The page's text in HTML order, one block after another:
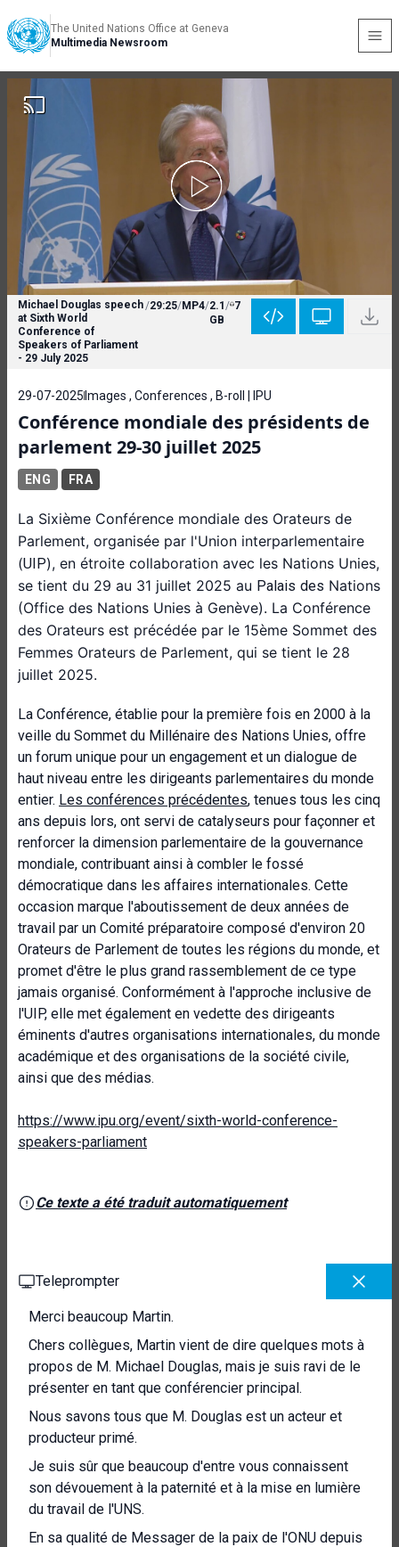
The United Nations Office at Geneva
Multimedia Newsroom
Michael Douglas speech
at Sixth World
Conference of
Speakers of Parliament
- 29 July 2025
/29:25/MP4/2.1
GB
/ 7
29-07-2025 Images , Conferences , B-roll | IPU
Conférence mondiale des présidents de
parlement 29-30 juillet 2025
ENG FRA
La Sixième Conférence mondiale des Orateurs de
Parlement, organisée par l'Union interparlementaire
(UIP), en étroite collaboration avec les Nations Unies,
se tient du 29 au 31 juillet 2025 au Palais des Nations
(Office des Nations Unies à Genève). La Conférence
des Orateurs est précédée par le 15ème Sommet des
Femmes Orateurs de Parlement, qui se tient le 28
juillet 2025.
La Conférence, établie pour la première fois en 2000 à la
veille du Sommet du Millénaire des Nations Unies, offre
un forum unique pour un engagement et un dialogue de
haut niveau entre les dirigeants parlementaires du monde
entier. Les conférences précédentes, tenues tous les cinq
ans depuis lors, ont servi de catalyseurs pour façonner et
renforcer la dimension parlementaire de la gouvernance
mondiale, contribuant ainsi à combler le fossé
démocratique dans les affaires internationales. Cette
occasion marque l'aboutissement de deux années de
travail par un Comité préparatoire composé d'environ 20
Orateurs de Parlement de toutes les régions du monde, et
promet d'être le plus grand rassemblement de ce type
jamais organisé. Conformément à l'approche inclusive de
l'UIP, elle met également en vedette des dirigeants
éminents d'autres organisations internationales, du monde
académique et des organisations de la société civile,
ainsi que des médias.
https://www.ipu.org/event/sixth-world-conference-
speakers-parliament
Ce texte a été traduit automatiquement
Teleprompter
Merci beaucoup Martin.
Chers collègues, Martin vient de dire quelques mots à
propos de M. Michael Douglas, mais je suis ravi de le
présenter en tant que conférencier principal.
Nous savons tous que M. Douglas est un acteur et
producteur primé.
Je suis sûr que beaucoup d'entre vous connaissent
son dévouement à la paternité et à la mise en lumière
du travail de l'UNS.
En sa qualité de Messager de la paix de l'ONU depuis